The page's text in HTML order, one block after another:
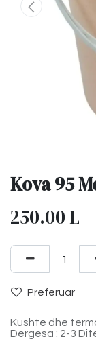
Kova 95
250.00L
Preferuar
Kushte dhe
Dergesa : 2-3